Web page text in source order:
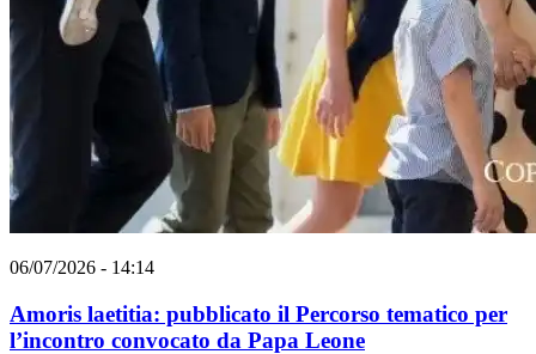
06/07/2026 - 14:14
Amoris laetitia: pubblicato il Percorso tematico per
l’incontro convocato da Papa Leone